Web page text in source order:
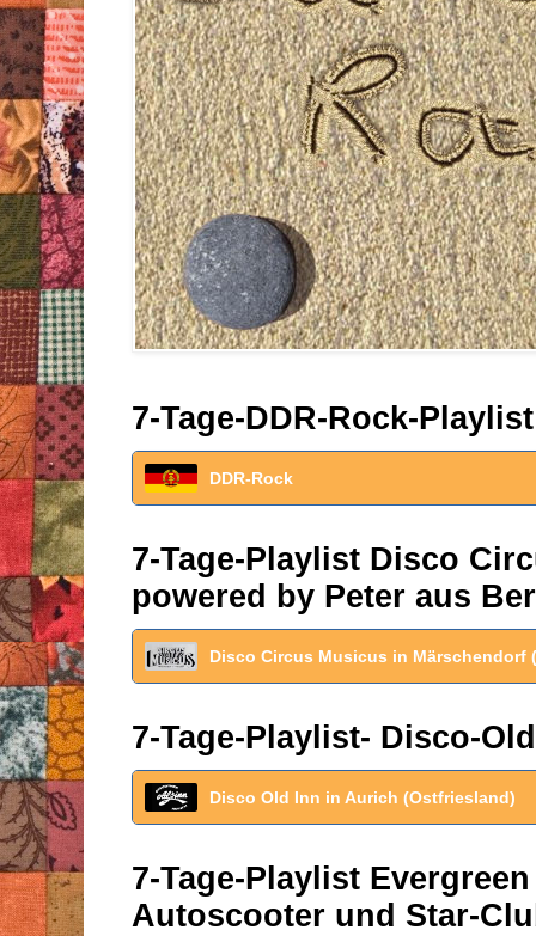
7-Tage-DDR-Rock-
DDR-Rock
7-Tage-Playlist Disco
powered by Peter aus
Disco Circus Musicus in Märschendorf
7-Tage-Playlist- Disco-
Disco Old Inn in Aurich (Ostfriesland)
7-Tage-Playlist
Autoscooter und Star-